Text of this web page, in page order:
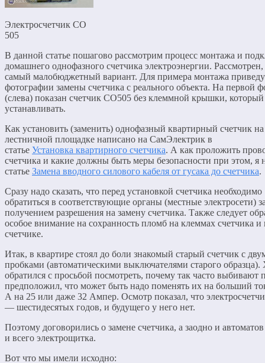
Электросчетчик СО
505
В данной статье пошагово рассмотрим процесс монтажа и
домашнего однофазного счетчика электроэнергии.
самый малобюджетный вариант. Для примера монтажа приведу
фотографии замены счетчика с реального объекта. На первой
(слева) показан счетчик СО505 без клеммной крышки,
устанавливать.
Как установить (заменить) однофазный квартирный счетчик на
лестничной площадке написано на СамЭлектрик в
статье Установка квартирного счетчика. А как проложить
счетчика и какие должны быть меры безопасности при этом, я
статье Замена вводного силового кабеля от гусака до счетчика.
Сразу надо сказать, что перед установкой счетчика необходимо
обратиться в соответствующие органы (местные электросети)
получением разрешения на замену счетчика. Также следует
особое внимание на сохранность пломб на клеммах счетчика и
счетчике.
Итак, в квартире стоял до боли знакомый старый счетчик с
пробками (автоматическими выключателями старого образца).
обратился с просьбой посмотреть, почему так часто выбивают
предположил, что может быть надо поменять их на больший
А на 25 или даже 32 Ампер. Осмотр показал, что
— шестидесятых годов, и будущего у него нет.
Поэтому договорились о замене счетчика, а заодно и
и всего электрощитка.
Вот что мы имели исходно: